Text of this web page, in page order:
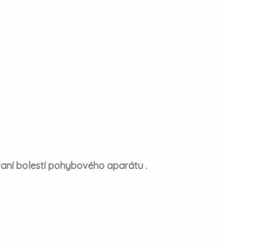
bolestí pohybového aparátu .